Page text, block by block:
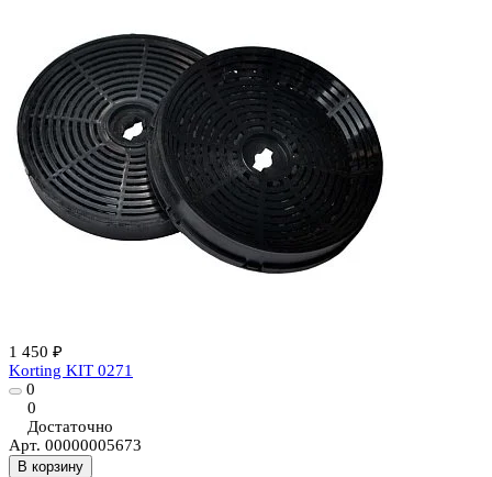
1 450 ₽
Korting KIT 0271
0
0
Достаточно
Арт. 00000005673
В корзину